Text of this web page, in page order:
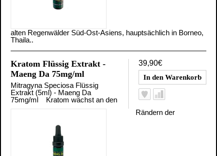
alten Regenwälder Süd-Ost-Asiens, hauptsächlich in Borneo,
Thaila..
39,90€
Kratom Flüssig Extrakt -
Maeng Da 75mg/ml
Mitragyna Speciosa Flüssig
Extrakt (5ml) - Maeng Da
75mg/ml Kratom wächst an den
Rändern der